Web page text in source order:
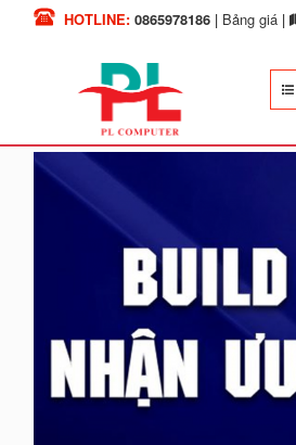
HOTLINE: 0865978186| Bảng giá|